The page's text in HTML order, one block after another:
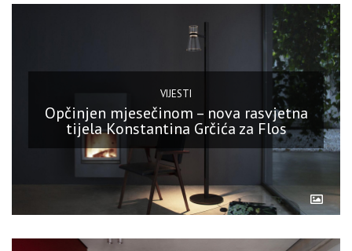
VIJESTI
Opčinjen mjesečinom – nova rasvjetna
tijela Konstantina Grčića za Flos